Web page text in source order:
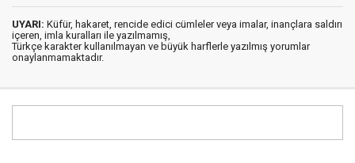
UYARI: Küfür, hakaret, rencide edici cümleler veya imalar, inançlara saldırı
içeren, imla kuralları ile yazılmamış,
Türkçe karakter kullanılmayan ve büyük harflerle yazılmış yorumlar
onaylanmamaktadır.